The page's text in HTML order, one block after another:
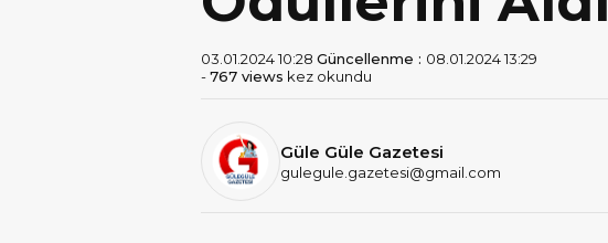
03.01.2024 10:28 Güncellenme : 08.01.2024 13:29
-767 views kez okundu
Güle Güle Gazetesi
gulegule.gazetesi@gmail.com